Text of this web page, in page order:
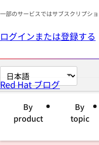
一部のサービスではサブスクリプシ
ログインまたは登録する
ペ
ー
語
Red Hat ブログ
By
product
By
topic